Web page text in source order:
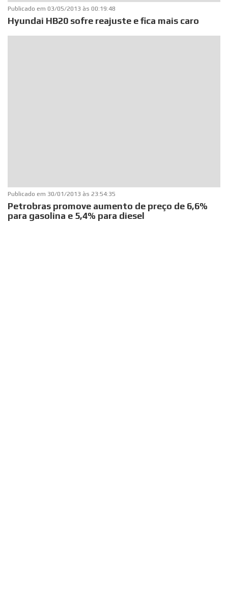
Publicado em 03/05/2013 às 00:19:48
Hyundai HB20 sofre reajuste e fica mais caro
Publicado em 30/01/2013 às 23:54:35
Petrobras promove aumento de preço de 6,6%
para gasolina e 5,4% para diesel